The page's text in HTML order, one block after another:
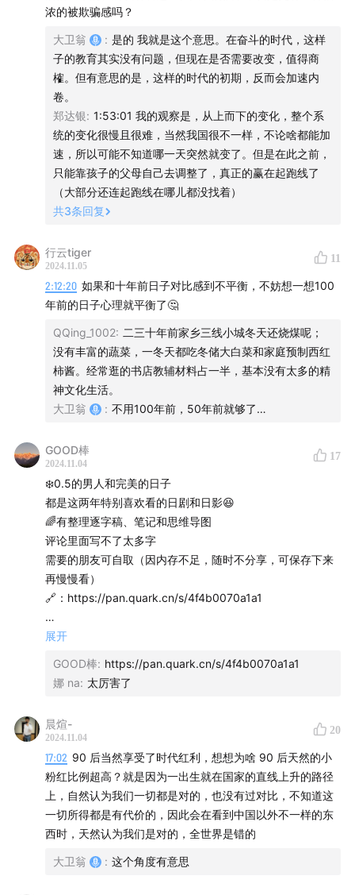
「✅无力感」
接受教育阶段，灌输的理念是只要努力就能有成就，但毕业
后发现并非如此，就会产生无力感，也是不幸福的来源之
一。
日本年轻一代接受的理念是要关注具体的生活、你工作之外
的世界，而不是职业上的成就感。不是不关注收入、职位，
而是关注再多，也不能对你长期发展有非常大的影响，选择
把它淡化。因此走入社会后也不会有太多落差造成的无力
感。
中国：只要高考的人数还在依然增加，只要研究生录取的人
数还在依然增加，你可能很难期待会有根本性的变化。
「✅标签化」
玩梗：最初是自嘲、自黑的心态，但变成流量生意的一部分
后，变成了煽动大家情绪的符号。
在算法的时代，因为它符合人性，流量平台只会越做越大，
互联网原住民：如果在网上认识到的整个世界都是一些抽象
概念或符号的话，会失去在线下跟别人建立联系的能力。
可以给每个人都贴上标签，但如果习惯了标签先行，是很危
险的一件事。
对人和事的过度标签化让世界变得非黑即白，让人失去共情
浓的被欺骗感吗？
大卫翁 : 是的 我就是这个意思。在奋斗的时代，这样
子的教育其实没有问题，但现在是否需要改变，值得商
榷。但有意思的是，这样的时代的初期，反而会加速内
卷。
郑达银: 1:53:01 我的观察是，从上而下的变化，整个系
统的变化很慢且很难，当然我国很不一样，不论啥都能加
速，所以可能不知道哪一天突然就变了。但是在此之前，
只能靠孩子的父母自己去调整了，真正的赢在起跑线了
（大部分还连起跑线在哪儿都没找着）
共3条回复
行云tiger
2024.11.05
11
2:12:20 如果和十年前日子对比感到不平衡，不妨想一想100
年前的日子心理就平衡了🤔
QQing_1002: 二三十年前家乡三线小城冬天还烧煤呢；
没有丰富的蔬菜，一冬天都吃冬储大白菜和家庭预制西红
柿酱。经常逛的书店教辅材料占一半，基本没有太多的精
神文化生活。
大卫翁
: 不用100年前，50年前就够了…
GOOD棒
2024.11.04
17
❄️0.5的男人和完美的日子
都是这两年特别喜欢看的日剧和日影😆
🌈有整理逐字稿、笔记和思维导图
评论里面写不了太多字
需要的朋友可自取（因内存不足，随时不分享，可保存下来
再慢慢看）
🔗：https://pan.quark.cn/s/4f4b0070a1a1
笔记（部分）：
于投资理财的看法如何？
日本人对资本市场持抵制态度，认为其不可信。
会。
在日本，由于少子化、老龄化等问题叠加，年轻人面临较大
的养老问题，这使得他们在面对金融市场时，一方面财富较
少，另一方面又难以依靠基本养老金或个人储蓄解决养老问
题，形成了一种两难境地。
很多日本年轻人并不太考虑长远的事情，他们倾向于享受当
出日本年轻人在投资理财观念上较为消极和负面。
展开
GOOD棒: https://pan.quark.cn/s/4f4b0070a1a1
娜 na: 太厉害了
晨煊-
2024.11.04
20
17:02 90 后当然享受了时代红利，想想为啥 90 后天然的小
粉红比例超高？就是因为一出生就在国家的直线上升的路径
上，自然认为我们一切都是对的，也没有过对比，不知道这
一切所得都是有代价的，因此会在看到中国以外不一样的东
西时，天然认为我们是对的，全世界是错的
大卫翁 : 这个角度有意思